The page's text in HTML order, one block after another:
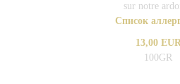
sur notre
Список
13,00
100GR